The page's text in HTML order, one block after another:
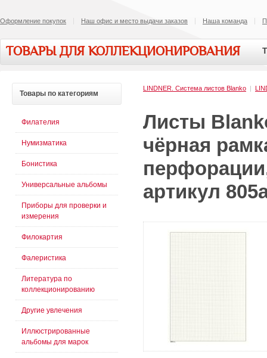
Оформление покупок Наш офис и место выдачи заказов Наша команда
ТОВАРЫ ДЛЯ КОЛЛЕКЦИОНИРОВАНИЯ
LINDNER. Система листов Blanko |
Листы
чёрная
артикул
Товары по категориям
Филателия
Нумизматика
Бонистика
Универсальные альбомы
Приборы для проверки и
измерения
Филокартия
Фалеристика
Литература по
коллекционированию
Другие увлечения
Иллюстрированные
альбомы для марок